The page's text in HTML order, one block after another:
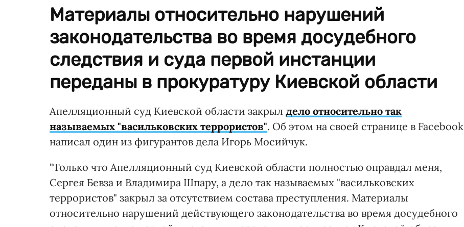
Материалы относительно нарушений
законодательства во время досудебного
следствия и суда первой инстанции
переданы в прокуратуру Киевской области
Апелляционный суд Киевской области закрыл дело относительно так
называемых "васильковских террористов". Об этом на своей странице в Facebook
написал один из фигурантов дела Игорь Мосийчук.
"Только что Апелляционный суд Киевской области полностью оправдал меня,
Сергея Бевза и Владимира Шпару, а дело так называемых "васильковских
террористов" закрыл за отсутствием состава преступления. Материалы
относительно нарушений действующего законодательства во время досудебного